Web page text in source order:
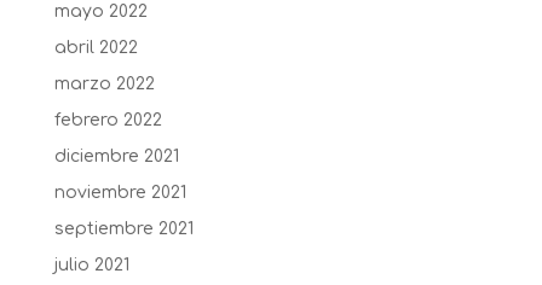
mayo 2022
abril 2022
marzo 2022
febrero 2022
diciembre 2021
noviembre 2021
septiembre 2021
julio 2021